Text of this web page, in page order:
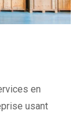
en
usant